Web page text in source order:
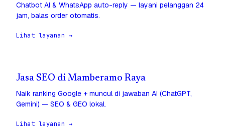
Chatbot AI & WhatsApp auto-reply — layani pelanggan 24
jam, balas order otomatis.
Lihat layanan →
Jasa SEO di Mamberamo Raya
Naik ranking Google + muncul di jawaban AI (ChatGPT,
Gemini) — SEO & GEO lokal.
Lihat layanan →